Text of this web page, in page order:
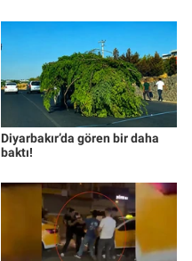
Diyarbakır’da gören bir daha
baktı!